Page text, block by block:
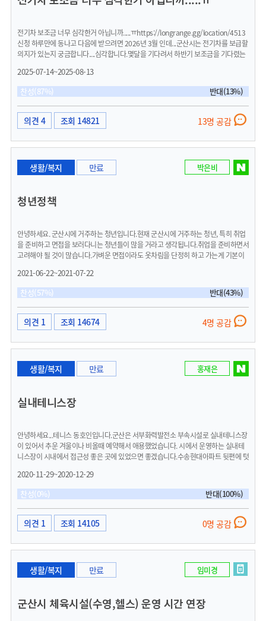
전기차 보조금 너무 심각한거 아닙니까.....ㅠhttps://longrange.gg/location/4513
신청 하루만에 동나고 다음에 받으려면 2026년 3월 인데...군산시는 전기차를 보급할
의지가 있는지 궁금합니다....심각합니다.몇달을 기다려서 하반기 보조금을 기다렸는
2025-07-14~2025-08-13
찬성(87%)
반대(13%)
의견 4 조회 14821 13명 공감
생활/복지 만료 박은비
청년정책
안녕하세요. 군산시에 거주하는 청년입니다.현재 군산시에 거주하는 청년, 특히 취업
을 준비하고 면접을 보러다니는 청년들이 많을 거라고 생각됩니다.취업을 준비하면서
고려해야 될 것이 많습니다.가벼운 면접이라도 옷차림을 단정히 하고 가는게 기본이
많습니다.그러나, 취업을 준비하는 청년들 입장에서 양복한벌, 셔츠 한장 등 구입하는
것이 경제적으로 부담이 많이 됩니다. 면접 한번을 위해 적게는 5만원~ 많게는 30만
원까지 소비하는 부분이 많은 부담을 가지게 되는 거 같습니다.또, 면접을 위해 구입한
정장을 장롱 속에 두고 오랫동안 입지 않는 경우도 많습니다. 이러한 청년들이 가진 고
민을 해소해주셨으면 좋겠습니다.전주시는 청춘꿈꿀옷장이라는 사업을 통해 청년구
직자 대상으로 1인당 3회 한정으로 지역 정장 판매점에서 정장, 셔츠, 낵타이, 구두를
무료로 지원해준다고 합니다. 이러한 정책을 군산시에서도 지원해주신다면, 구직난에
힘든 청년들에게 조금이나마 도움이 되지 않을까 싶습니다.청년들을 위해, 또 지역 시
민들을 위한 사업을 부탁드립니다.
2021-06-22~2021-07-22
찬성(57%)
반대(43%)
의견 1 조회 14674 4명 공감
생활/복지 만료 홍재은
실내테니스장
안녕하세요...테니스 동호인입니다.군산은 서부화력발전소 부속시설로 실내테니스장
이 있어서 추운 겨울이나 비올때 예약해서 애용했었습니다. 시에서 운영하는 실내테
니스장이 시내에서 접근성 좋은 곳에 있었으면 좋겠습니다.수송현대아파트 뒷편에 텃
실내복합스포츠센터 건립을 하면 좋겠다고 드려봅니다
2020-11-29~2020-12-29
찬성(0%)
반대(100%)
의견 1 조회 14105 0명 공감
생활/복지 만료 임미경
군산시 체육시설(수영,헬스) 운영 시간 연장